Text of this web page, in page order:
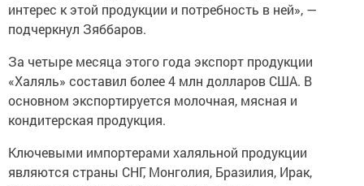
интерес к этой продукции и потребность в ней», —
подчеркнул Зяббаров.
За четыре месяца этого года экспорт продукции
«Халяль» составил более 4 млн долларов США. В
основном экспортируется молочная, мясная и
кондитерская продукция.
Ключевыми импортерами халяльной продукции
являются страны СНГ, Монголия, Бразилия, Ирак,